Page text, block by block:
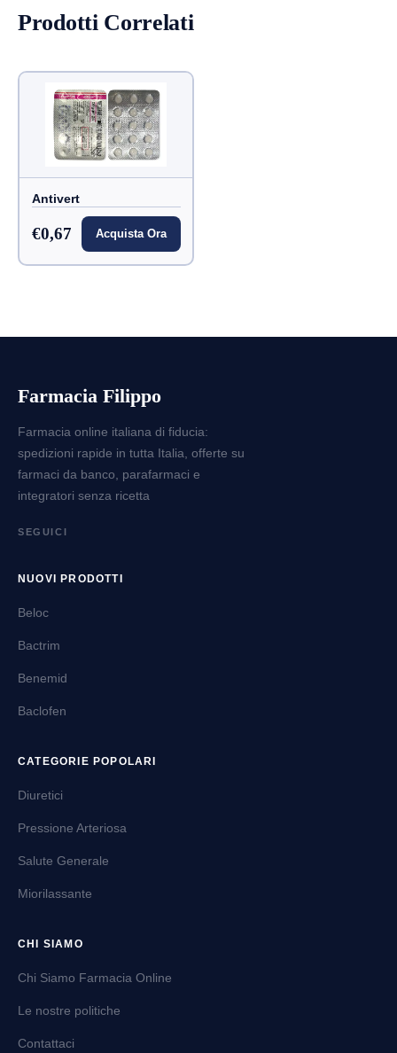
Prodotti Correlati
Antivert
€0,67 Acquista Ora
Farmacia Filippo
Farmacia online italiana di fiducia:
spedizioni rapide in tutta Italia, offerte su
farmaci da banco, parafarmaci e
integratori senza ricetta
SEGUICI
NUOVI PRODOTTI
Beloc
Bactrim
Benemid
Baclofen
CATEGORIE POPOLARI
Diuretici
Pressione Arteriosa
Salute Generale
Miorilassante
CHI SIAMO
Chi Siamo Farmacia Online
Le nostre politiche
Contattaci